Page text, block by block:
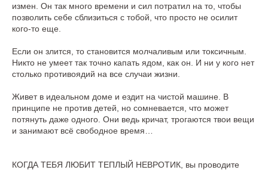
измен. Он так много времени и сил потратил на то, чтобы
позволить себе сблизиться с тобой, что просто не осилит
кого-то еще.
Если он злится, то становится молчаливым или токсичным.
Никто не умеет так точно капать ядом, как он. И ни у кого нет
столько противоядий на все случаи жизни.
Живет в идеальном доме и ездит на чистой машине. В
принципе не против детей, но сомневается, что может
потянуть даже одного. Они ведь кричат, трогаются твои вещи
и занимают всё свободное время…
КОГДА ТЕБЯ ЛЮБИТ ТЕПЛЫЙ НЕВРОТИК, вы проводите